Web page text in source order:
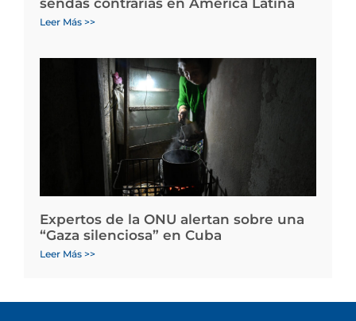
Leer Más >>
Expertos de la ONU alertan sobre una
“Gaza silenciosa” en Cuba
Leer Más >>